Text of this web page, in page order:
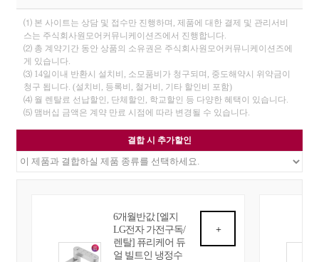
⑴ 본 사이트는 상담 및 접수만 진행하며, 제품에 대한 결제 및 관리서비
스는 주식회사원모어커뮤니케이션즈에서 진행합니다.
⑵ 총 계약기간 동안 상품의 소유권은 주식회사원모어커뮤니케이션즈에
게 있습니다.
⑶ 14일이내 반환시 설치비, 소모품비가 청구되며, 중도해약시 위약금이
청구 됩니다. (설치비, 등록비, 철거비, 기타 할인비 포함)
⑷ 월 렌탈료 선납할인, 단체할인, 학교할인 등 다양한 혜택이 있습니다.
⑸ 맴버십 금액은 계약 만료 시점에 따라 변경될 수 있습니다.
결합 시 추가할인
6개월반값 [엘지
LG전자 가전구독/
렌탈] 퓨리케어 듀
얼 빌트인 냉정수
+